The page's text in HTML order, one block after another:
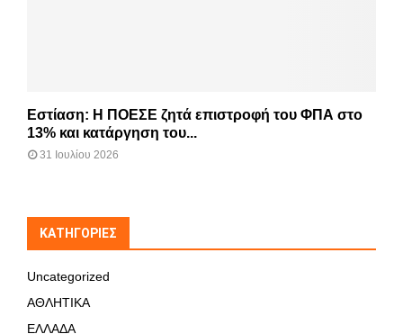
Εστίαση: Η ΠΟΕΣΕ ζητά επιστροφή του ΦΠΑ στο
13% και κατάργηση του...
31 Ιουλίου 2026
KΑΤΗΓΟΡΊΕΣ
Uncategorized
ΑΘΛΗΤΙΚΑ
ΕΛΛΑΔΑ